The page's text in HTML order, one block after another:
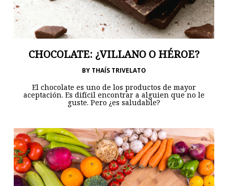
CHOCOLATE: ¿VILLANO O HÉROE?
BY THAÍS TRIVELATO
El chocolate es uno de los productos de mayor
aceptación. Es difícil encontrar a alguien que no le
guste. Pero ¿es saludable?